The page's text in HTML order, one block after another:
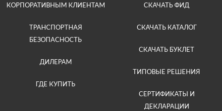
КОРПОРАТИВНЫМ КЛИЕНТАМ
ТРАНСПОРТНАЯ
БЕЗОПАСНОСТЬ
ДИЛЕРАМ
ГДЕ КУПИТЬ
СКАЧАТЬ ФИД
СКАЧАТЬ КАТАЛОГ
СКАЧАТЬ БУКЛЕТ
ТИПОВЫЕ РЕШЕНИЯ
СЕРТИФИКАТЫ И
ДЕКЛАРАЦИИ